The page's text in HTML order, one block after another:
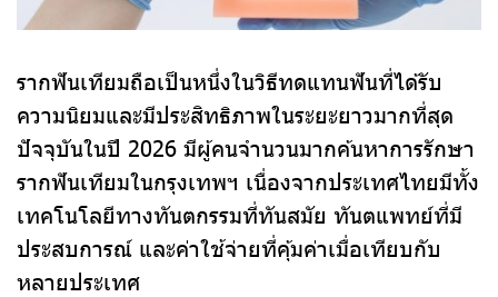
รากฟันเทียมถือเป็นหนึ่งในวิธีทดแทนฟันที่ได้รับ
ความนิยมและมีประสิทธิภาพในระยะยาวมากที่สุด
ปัจจุบันในปี 2026 มีผู้คนจำนวนมากค้นหาการรักษา
รากฟันเทียมในกรุงเทพฯ เนื่องจากประเทศไทยมีทั้ง
เทคโนโลยีทางทันตกรรมที่ทันสมัย ทันตแพทย์ที่มี
ประสบการณ์ และค่าใช้จ่ายที่คุ้มค่าเมื่อเทียบกับ
หลายประเทศ